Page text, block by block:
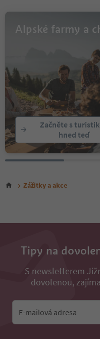
Alpské farmy a
Začněte s
hned teď
Zážitky a akce
Tipy na
S newsletterem
dovolenou,
E-mailová adresa